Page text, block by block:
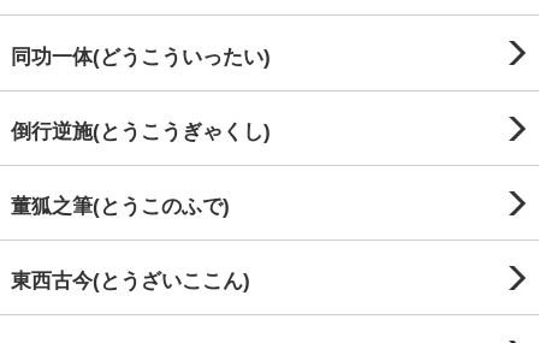
同功一体(どうこういったい)
倒行逆施(とうこうぎゃくし)
董狐之筆(とうこのふで)
東西古今(とうざいここん)